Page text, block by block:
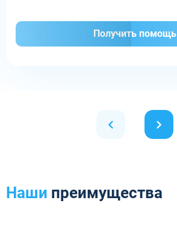
Получить помощь
Наши преимущества